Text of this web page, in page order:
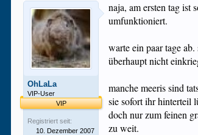
OhLaLa
VIP-User
VIP
Registriert seit:
10. Dezember 2007
naja, am ersten tag ist
umfunktioniert.
warte ein paar tage
überhaupt nicht
manche meeris sind
sie sofort ihr hinterteil
doch nur zum feinen
zu weit.